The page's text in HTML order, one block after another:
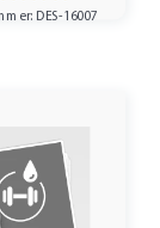
DES-16007